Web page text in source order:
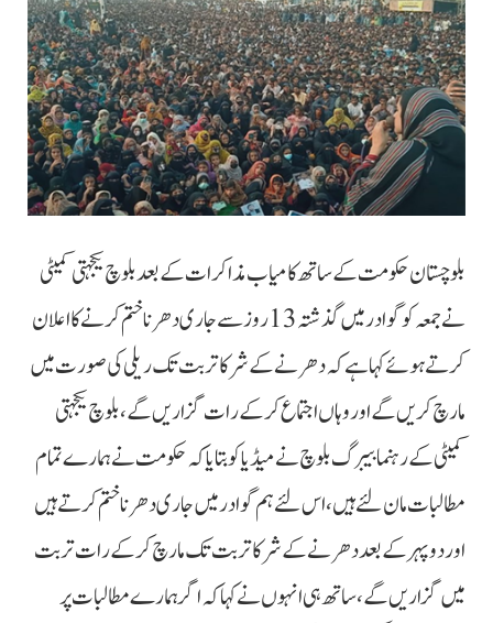
بلوچستان حکومت کے ساتھ کامیاب مذاکرات کے بعد بلوچ یکجہتی کمیٹی
نے جمعہ کو گوادر میں گذشتہ 13 روز سے جاری دھرنا ختم کرنے کا اعلان
کرتے ہوئے کہا ہے کہ دھرنے کے شرکا تربت تک ریلی کی صورت میں
مارچ کریں گے اور وہاں اجتماع کرکے رات گزاریں گے، بلوچ یکجہتی
کمیٹی کے رہنما بیبرگ بلوچ نے میڈیا کو بتایا کہ حکومت نے ہمارے تمام
مطالبات مان لئے ہیں، اس لئے ہم گوادر میں جاری دھرنا ختم کرتے ہیں
اور دوپہر کے بعد دھرنے کے شرکا تربت تک مارچ کرکے رات تربت
میں گزاریں گے، ساتھ ہی انہوں نے کہا کہ اگر ہمارے مطالبات پر